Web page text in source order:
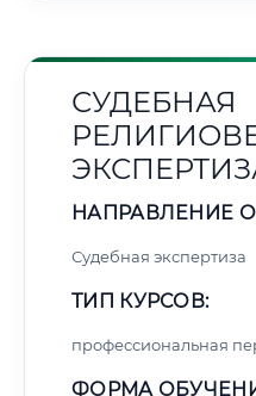
СУДЕБНАЯ
НАПРАВЛЕНИЕ
Судебная экспертиза
ТИП КУРСОВ:
профессиональная
ФОРМА